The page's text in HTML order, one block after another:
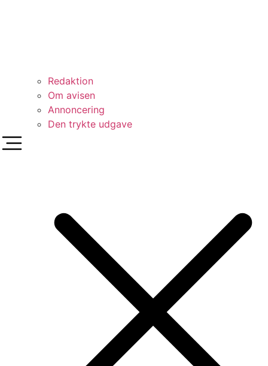
Redaktion
Om avisen
Annoncering
Den trykte udgave